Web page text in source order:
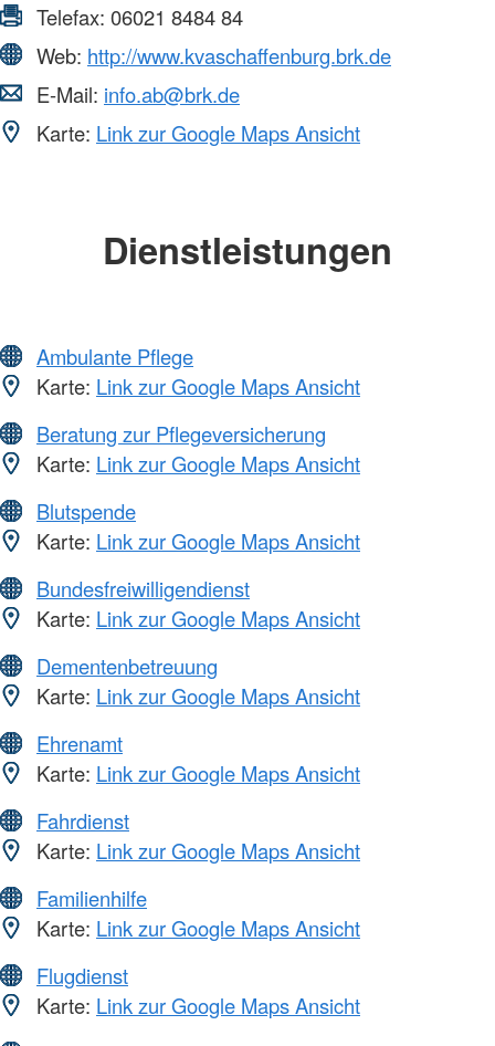
Telefax: 06021 8484 84
Web: http://www.kvaschaffenburg.brk.de
E-Mail: info.ab@brk.de
Karte: Link zur Google Maps Ansicht
Dienstleistungen
Ambulante Pflege
Karte: Link zur Google Maps Ansicht
Beratung zur Pflegeversicherung
Karte: Link zur Google Maps Ansicht
Blutspende
Karte: Link zur Google Maps Ansicht
Bundesfreiwilligendienst
Karte: Link zur Google Maps Ansicht
Dementenbetreuung
Karte: Link zur Google Maps Ansicht
Ehrenamt
Karte: Link zur Google Maps Ansicht
Fahrdienst
Karte: Link zur Google Maps Ansicht
Familienhilfe
Karte: Link zur Google Maps Ansicht
Flugdienst
Karte: Link zur Google Maps Ansicht